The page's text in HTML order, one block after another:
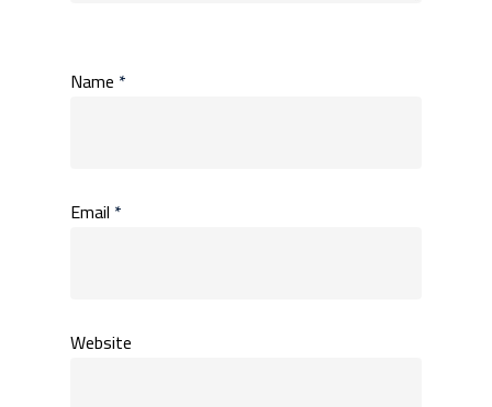
Name *
Email *
Website